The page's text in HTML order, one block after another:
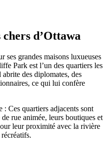
d’Ottawa
grandes maisons luxueuses
Park est l’un des quartiers les
des diplomates, des
ce qui lui confère
Ces quartiers adjacents sont
rue animée, leurs boutiques et
leur proximité avec la rivière